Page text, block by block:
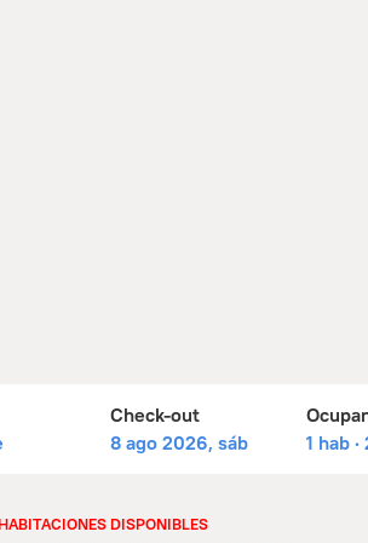
Check-out
8 ago 2026, sáb
1 hab
DISPONIBLES